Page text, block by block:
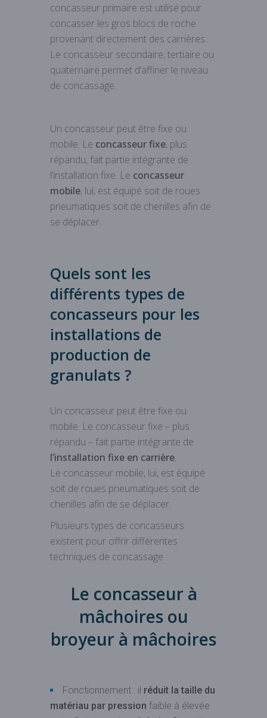
concasseur primaire est utilisé pour
concasser les gros blocs de roche
provenant directement des carrières.
Le concasseur secondaire, tertiaire ou
quaternaire permet d’affiner le niveau
de concassage.
Un concasseur peut être fixe ou
mobile. Le concasseur fixe, plus
répandu, fait partie intégrante de
l’installation fixe. Le concasseur
mobile, lui, est équipé soit de roues
pneumatiques soit de chenilles afin de
se déplacer.
Quels sont les
différents types de
concasseurs pour les
installations de
production de
granulats ?
Un concasseur peut être fixe ou
mobile. Le concasseur fixe – plus
répandu – fait partie intégrante de
l’installation fixe en carrière.
Le concasseur mobile, lui, est équipé
soit de roues pneumatiques soit de
chenilles afin de se déplacer.
Plusieurs types de concasseurs
existent pour offrir différentes
techniques de concassage :
Le concasseur à
mâchoires ou
broyeur à mâchoires
Fonctionnement : il réduit la taille du
matériau par pression faible à élevée